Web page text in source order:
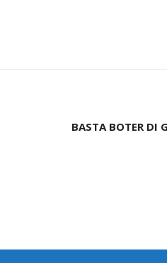
BASTA BOTER DI